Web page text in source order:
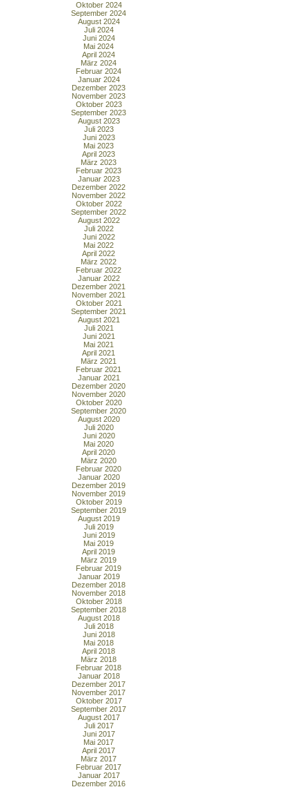
Oktober 2024
September 2024
August 2024
Juli 2024
Juni 2024
Mai 2024
April 2024
März 2024
Februar 2024
Januar 2024
Dezember 2023
November 2023
Oktober 2023
September 2023
August 2023
Juli 2023
Juni 2023
Mai 2023
April 2023
März 2023
Februar 2023
Januar 2023
Dezember 2022
November 2022
Oktober 2022
September 2022
August 2022
Juli 2022
Juni 2022
Mai 2022
April 2022
März 2022
Februar 2022
Januar 2022
Dezember 2021
November 2021
Oktober 2021
September 2021
August 2021
Juli 2021
Juni 2021
Mai 2021
April 2021
März 2021
Februar 2021
Januar 2021
Dezember 2020
November 2020
Oktober 2020
September 2020
August 2020
Juli 2020
Juni 2020
Mai 2020
April 2020
März 2020
Februar 2020
Januar 2020
Dezember 2019
November 2019
Oktober 2019
September 2019
August 2019
Juli 2019
Juni 2019
Mai 2019
April 2019
März 2019
Februar 2019
Januar 2019
Dezember 2018
November 2018
Oktober 2018
September 2018
August 2018
Juli 2018
Juni 2018
Mai 2018
April 2018
März 2018
Februar 2018
Januar 2018
Dezember 2017
November 2017
Oktober 2017
September 2017
August 2017
Juli 2017
Juni 2017
Mai 2017
April 2017
März 2017
Februar 2017
Januar 2017
Dezember 2016